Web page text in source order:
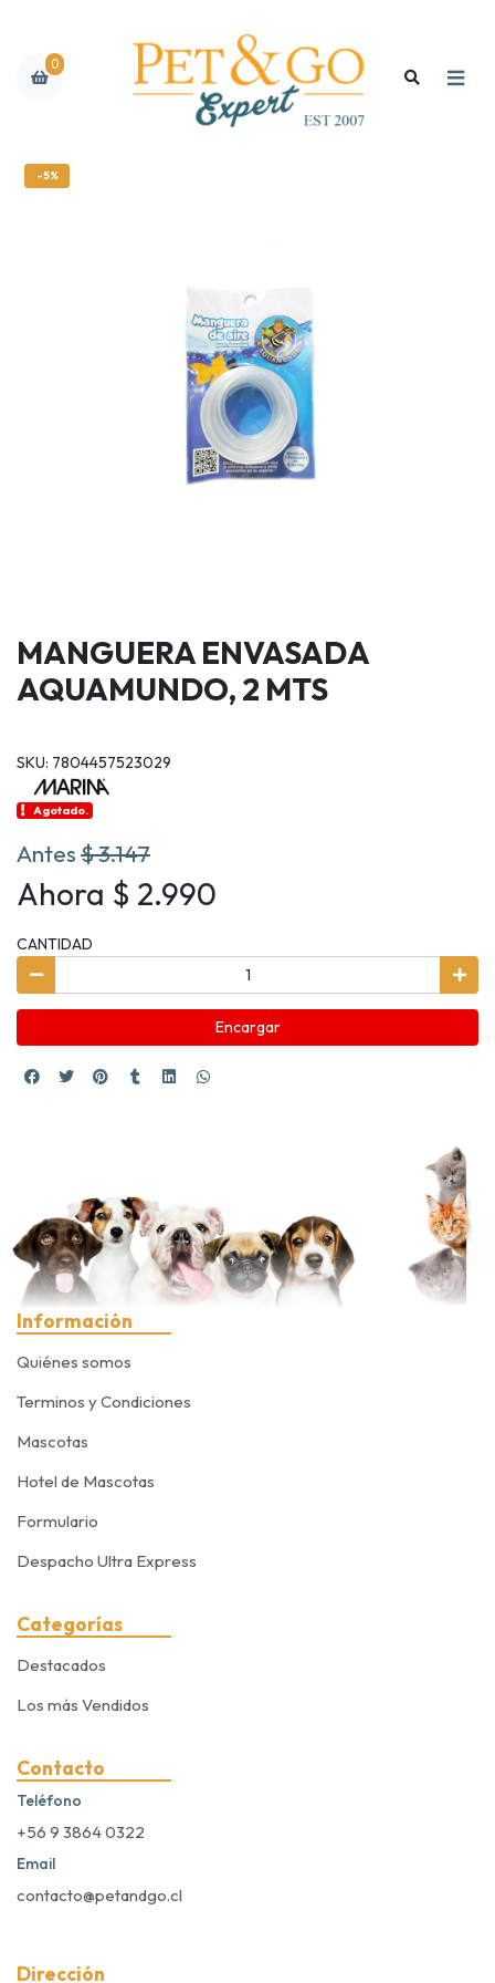
0
-5%
MANGUERA ENVASADA
AQUAMUNDO, 2 MTS
SKU: 7804457523029
Agotado.
Antes$ 3.147
Ahora $ 2.990
CANTIDAD
Encargar
Información
Quiénes somos
Terminos y Condiciones
Mascotas
Hotel de Mascotas
Formulario
Despacho Ultra Express
Categorías
Destacados
Los más Vendidos
Contacto
Teléfono
+56 9 3864 0322
Email
contacto@petandgo.cl
Dirección